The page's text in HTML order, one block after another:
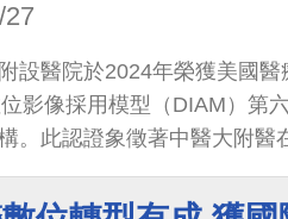
設醫院於2024年榮獲美國
位影像採用模型（DIAM）第
。此認證象徵著中醫大附醫
影像技術的應用上，能夠提
，確保每一位病人在醫療過